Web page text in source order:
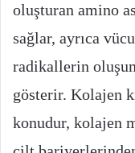
oluşturan amino
sağlar, ayrıca
radikallerin
gösterir. Kolajen
konudur, kolajen